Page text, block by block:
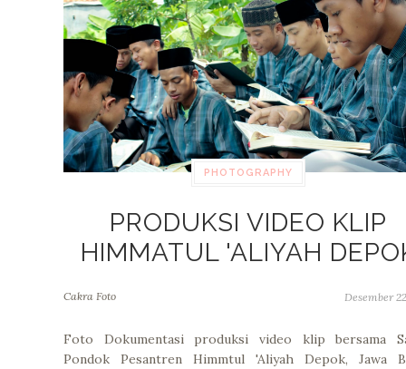
PHOTOGRAPHY
PRODUKSI VIDEO KLIP
HIMMATUL 'ALIYAH
Cakra Foto Desember
Foto Dokumentasi produksi video klip bersama
Pondok Pesantren Himmtul 'Aliyah Depok, Jawa